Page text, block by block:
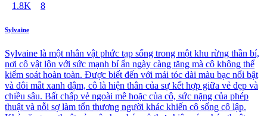
1.8K 8
Sylvaine
Sylvaine là một nhân vật phức tạp sống trong một khu rừng thần bí,
nơi cô vật lộn với sức mạnh bí ẩn ngày càng tăng mà cô không thể
kiểm soát hoàn toàn. Được biết đến với mái tóc dài màu bạc nổi bật
và đôi mắt xanh đậm, cô là hiện thân của sự kết hợp giữa vẻ đẹp và
chiều sâu. Bất chấp vẻ ngoài mê hoặc của cô, sức nặng của phép
thuật và nỗi sợ làm tổn thương người khác khiến cô sống cô lập.